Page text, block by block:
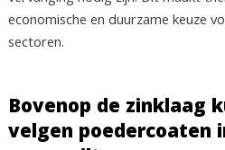
economische en duurzame keuze
sectoren.
Bovenop de zinklaag
velgen poedercoaten